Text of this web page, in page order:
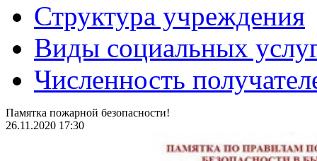
Структура учреждения
Виды социальных
Численность
Памятка пожарной безопасности!
26.11.2020 17:30